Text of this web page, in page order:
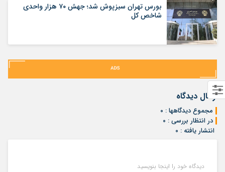
بورس تهران سبزپوش شد؛ جهش ۷۰ هزار واحدی
شاخص کل
ارسال دیدگاه
مجموع دیدگاهها : ۰
در انتظار بررسی : ۰
انتشار یافته : ۰
دیدگاه خود را اینجا بنویسید